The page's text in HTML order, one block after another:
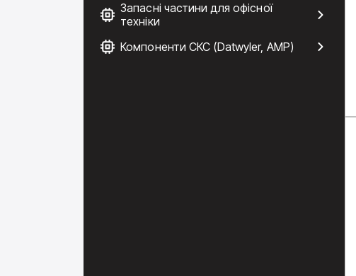
Запасні частини для офісної
техніки
Компоненти СКС (Datwyler, AMP)